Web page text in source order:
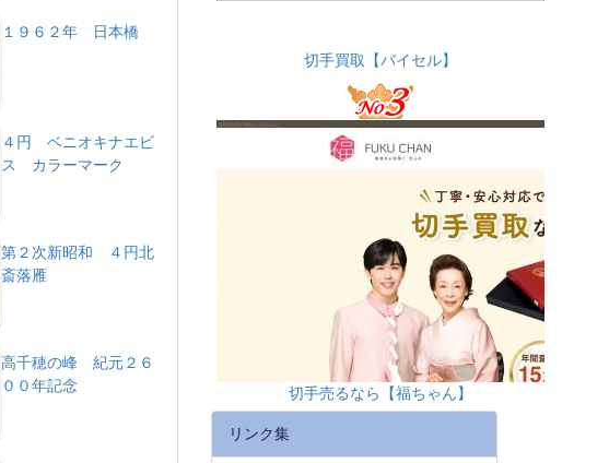
１９６２年 日本橋
４円 ベニオキナエビ
ス カラーマーク
第２次新昭和 ４円北
斎落雁
高千穂の峰 紀元２６
００年記念
切手買取【バイセル】
切手売るなら【福ちゃん】
リンク集